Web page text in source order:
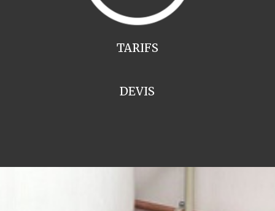
TARIFS
DEVIS